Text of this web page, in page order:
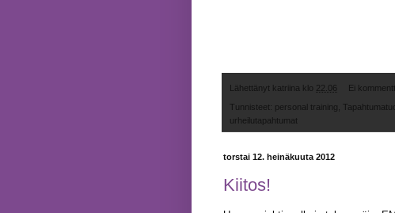
Lähettänyt katriina klo 22.06 Ei
Tunnisteet: personal training
urheilutapahtumat
torstai 12. heinäkuuta 2012
Kiitos!